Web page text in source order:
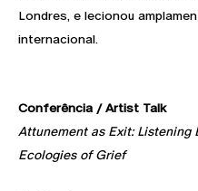
Londres, e lecionou
internacional.
Conferência / Artist Talk
Attunement as Exit: Listening
Ecologies of Grief